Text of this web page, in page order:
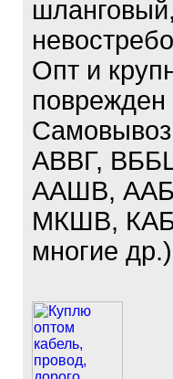
Опт и
поврежден
АВВГ,
ААШВ,
МКШВ,
многие